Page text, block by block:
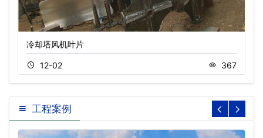
冷却塔风机叶片
12-02 367
工程案例